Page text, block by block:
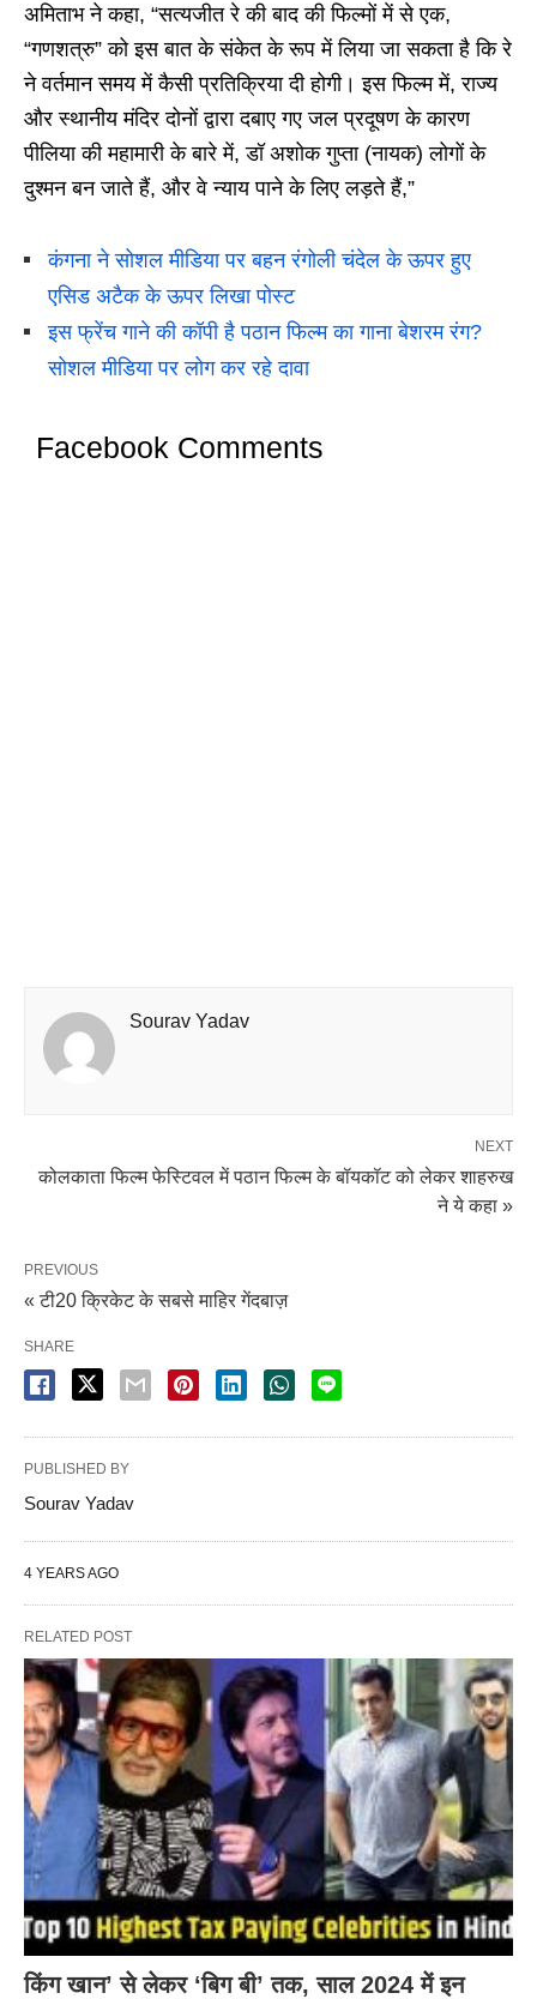
अमिताभ ने कहा, “सत्यजीत रे की बाद की फिल्मों में से एक,
“गणशत्रु” को इस बात के संकेत के रूप में लिया जा सकता है कि रे
ने वर्तमान समय में कैसी प्रतिक्रिया दी होगी। इस फिल्म में, राज्य
और स्थानीय मंदिर दोनों द्वारा दबाए गए जल प्रदूषण के कारण
पीलिया की महामारी के बारे में, डॉ अशोक गुप्ता (नायक) लोगों के
दुश्मन बन जाते हैं, और वे न्याय पाने के लिए लड़ते हैं,”
कंगना ने सोशल मीडिया पर बहन रंगोली चंदेल के ऊपर हुए
एसिड अटैक के ऊपर लिखा पोस्ट
इस फ्रेंच गाने की कॉपी है पठान फिल्म का गाना बेशरम रंग?
सोशल मीडिया पर लोग कर रहे दावा
Facebook Comments
Sourav Yadav
NEXT
कोलकाता फिल्म फेस्टिवल में पठान फिल्म के बॉयकॉट को लेकर शाहरुख
ने ये कहा »
PREVIOUS
« टी20 क्रिकेट के सबसे माहिर गेंदबाज़
SHARE
PUBLISHED BY
Sourav Yadav
4 YEARS AGO
RELATED POST
किंग खान’ से लेकर ‘बिग बी’ तक, साल 2024 में इन